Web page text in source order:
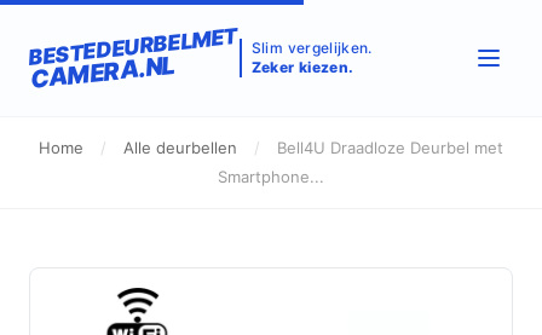
BESTEDEURBELMET
CAMERA.NL
Slim vergelijken.
Zeker kiezen.
Home / Alle deurbellen /
Bell4U Draadloze Deurbel met
Smartphone...